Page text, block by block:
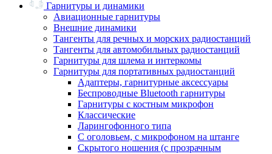
Гарнитуры и динамики
Авиационные гарнитуры
Внешние динамики
Тангенты для речных и морских радиостанций
Тангенты для автомобильных радиостанций
Гарнитуры для шлема и интеркомы
Гарнитуры для портативных радиостанций
Адаптеры, гарнитурные аксессуары
Беспроводные Bluetooth гарнитуры
Гарнитуры с костным микрофон
Классические
Ларингофонного типа
С оголовьем, с микрофоном на штанге
Скрытого ношения (с прозрачным